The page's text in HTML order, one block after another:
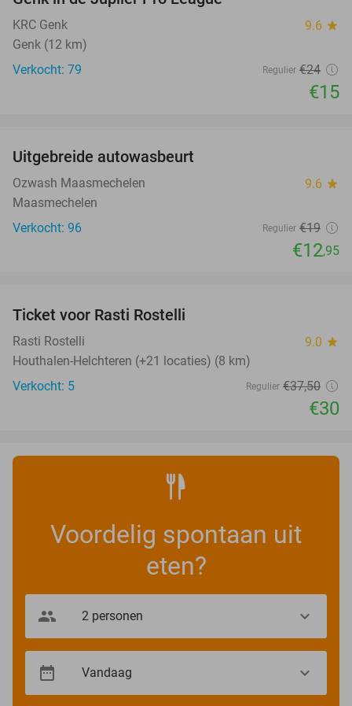
KRC Genk 9.6 star
Genk (12 km)
Verkocht: 79
Regulier €24
€15
NEW
TODAY
Uitgebreide autowasbeurt
Ozwash Maasmechelen 9.6 star
Maasmechelen
Verkocht: 96
Regulier €19
€12,95
TODAY
Ticket voor Rasti Rostelli
Rasti Rostelli 9.0 star
Houthalen-Helchteren (+21 locaties) (8 km)
Verkocht: 5
Regulier €37,50
€30
Voordelig spontaan uit
eten?